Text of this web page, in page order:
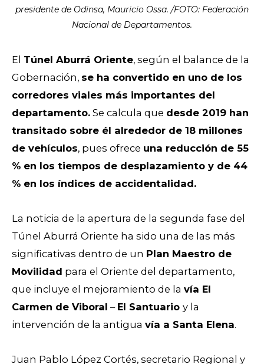
presidente de Odinsa, Mauricio Ossa. /FOTO: Federación
Nacional de Departamentos.
El Túnel Aburrá Oriente, según el balance de la
Gobernación, se ha convertido en uno de los
corredores viales más importantes del
departamento. Se calcula que desde 2019 han
transitado sobre él alrededor de 18 millones
de vehículos, pues ofrece una reducción de 55
% en los tiempos de desplazamiento y de 44
% en los índices de accidentalidad.
La noticia de la apertura de la segunda fase del
Túnel Aburrá Oriente ha sido una de las más
significativas dentro de un Plan Maestro de
Movilidad para el Oriente del departamento,
que incluye el mejoramiento de la vía El
Carmen de Viboral – El Santuario y la
intervención de la antigua vía a Santa Elena.
Juan Pablo López Cortés, secretario Regional y